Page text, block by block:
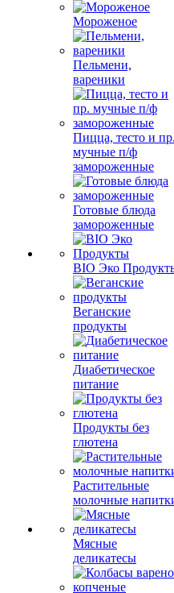
Мороженое
Пельмени,
вареники
Пицца, тесто и пр.
мучные п/ф
замороженные
Готовые блюда
замороженные
BIO Эко
Веганские
продукты
Диабетическое
питание
Продукты без
глютена
Растительные
молочные
Мясные
деликатесы